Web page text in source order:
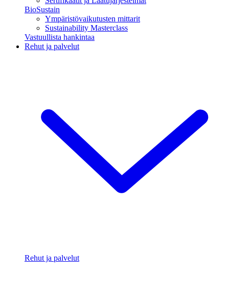
BioSustain
Ympäristövaikutusten mittarit
Sustainability Masterclass
Vastuullista hankintaa
Rehut ja palvelut
Rehut ja palvelut